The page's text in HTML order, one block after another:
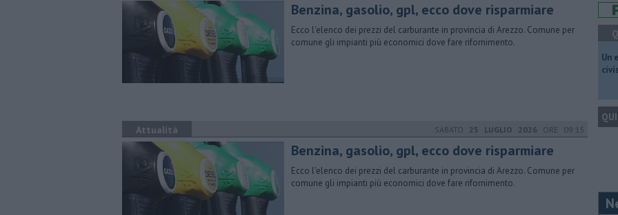
​Benzina, gasolio, gpl, ecco dove risparmiare
Ecco l'elenco dei prezzi del carburante in provincia di Arezzo. Comune per
comune gli impianti più economici dove fare rifornimento.
Attualità SABATO 25 LUGLIO 2026 ORE 09:15
​Benzina, gasolio, gpl, ecco dove risparmiare
Ecco l'elenco dei prezzi del carburante in provincia di Arezzo. Comune per
comune gli impianti più economici dove fare rifornimento.
​Un
QUI